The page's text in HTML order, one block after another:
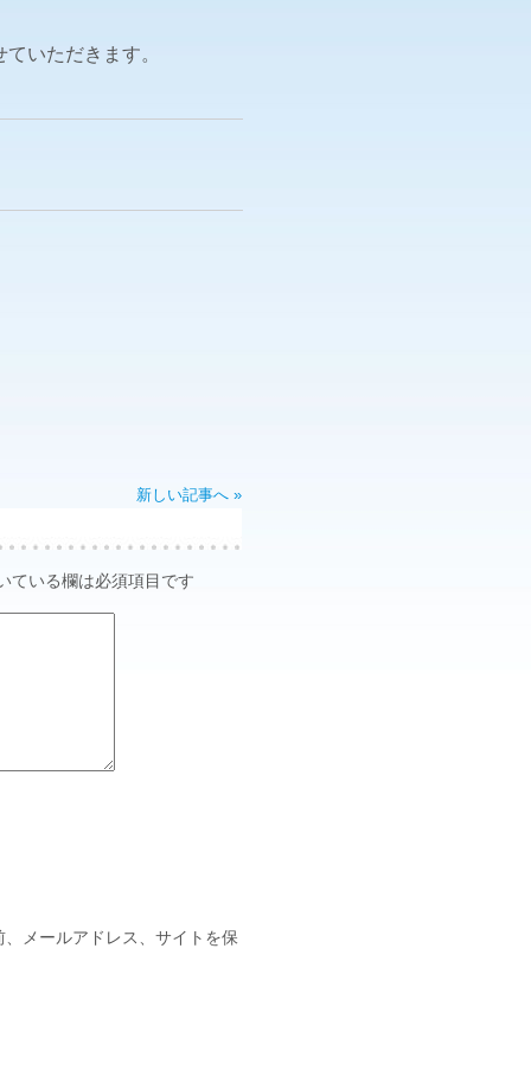
いただきます。
新しい記事へ »
ている欄は必須項目です
メールアドレス、サイトを保